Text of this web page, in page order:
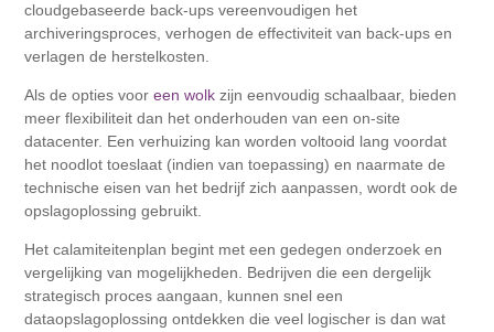
cloudgebaseerde back-ups vereenvoudigen het
archiveringsproces, verhogen de effectiviteit van back-ups en
verlagen de herstelkosten.
Als de opties vooreen wolk zijn eenvoudig schaalbaar, bieden
meer flexibiliteit dan het onderhouden van een on-site
datacenter. Een verhuizing kan worden voltooid lang voordat
het noodlot toeslaat (indien van toepassing) en naarmate de
technische eisen van het bedrijf zich aanpassen, wordt ook de
opslagoplossing gebruikt.
Het calamiteitenplan begint met een gedegen onderzoek en
vergelijking van mogelijkheden. Bedrijven die een dergelijk
strategisch proces aangaan, kunnen snel een
dataopslagoplossing ontdekken die veel logischer is dan wat